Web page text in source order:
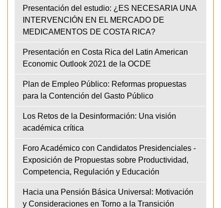
Presentación del estudio: ¿ES NECESARIA UNA
INTERVENCIÓN EN EL MERCADO DE
MEDICAMENTOS DE COSTA RICA?
Presentación en Costa Rica del Latin American
Economic Outlook 2021 de la OCDE
Plan de Empleo Público: Reformas propuestas
para la Contención del Gasto Público
Los Retos de la Desinformación: Una visión
académica crítica
Foro Académico con Candidatos Presidenciales -
Exposición de Propuestas sobre Productividad,
Competencia, Regulación y Educación
Hacia una Pensión Básica Universal: Motivación
y Consideraciones en Torno a la Transición